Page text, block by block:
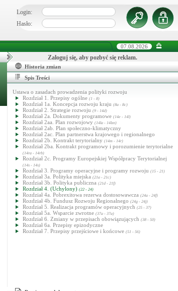
Login:
Hasło:
07.08.2026
Zaloguj się, aby pozbyć się reklam.
Historia zmian
Spis Treści
Ustawa o zasadach prowadzenia polityki rozwoju
Rozdział 1. Przepisy ogólne (1 - 8)
Rozdział 1a. Koncepcja rozwoju kraju (8a - 8c)
Rozdział 2. Strategie rozwoju (9 - 14d)
Rozdział 2a. Dokumenty programowe (14e - 14l)
Rozdział 2aa. Plan rozwojowy (14la - 14lzn)
Rozdział 2ab. Plan społeczno-klimatyczny
Rozdział 2ac. Plan partnerstwa krajowego i regionalnego
Rozdział 2b. Kontrakt terytorialny (14m - 14r)
Rozdział 2ba. Kontrakt programowy i porozumienie terytorialne
(14ra - 14rb)
Rozdział 2c. Programy Europejskiej Współpracy Terytorialnej
(14s - 14s)
Rozdział 3. Programy operacyjne i programy rozwoju (15 - 21)
Rozdział 3a. Polityka miejska (21a - 21c)
Rozdział 3b. Polityka publiczna (21d - 21f)
Rozdział 4. (Uchylony) (22 - 24)
Rozdział 4a. Pobrexitowa rezerwa dostosowawcza (24a - 24f)
Rozdział 4b. Fundusz Rozwoju Regionalnego (24g - 24j)
Rozdział 5. Realizacja programów operacyjnych (25 - 37)
Rozdział 5a. Wsparcie zwrotne (37a - 37a)
Rozdział 6. Zmiany w przepisach obowiązujących (38 - 50)
Rozdział 6a. Przepisy epizodyczne
Rozdział 7. Przepisy przejściowe i końcowe (51 - 56)